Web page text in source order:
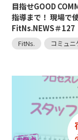
目指せGOOD
指導まで！ 現場で
FitNs.NEWS＃127
FitNs. コミュ